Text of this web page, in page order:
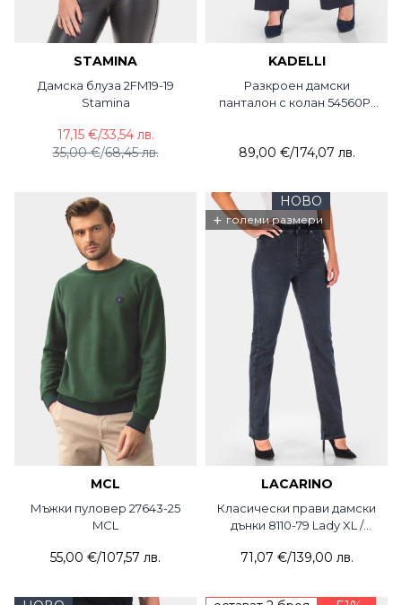
STAMINA
Дамска блуза 2FM19-19
Stamina
35,00 €/68,45 лв.
17,15 €/33,54 лв.
KADELLI
Разкроен дамски
панталон с колан 54560P-
89,00 €/174,07 лв.
MCL
Мъжки пуловер 27643-25
MCL
55,00 €/107,57 лв.
НОВО
+ големи размери
LACARINO
Класически прави дамски
дънки 8110-79 Lady XL /
71,07 €/139,00 лв.